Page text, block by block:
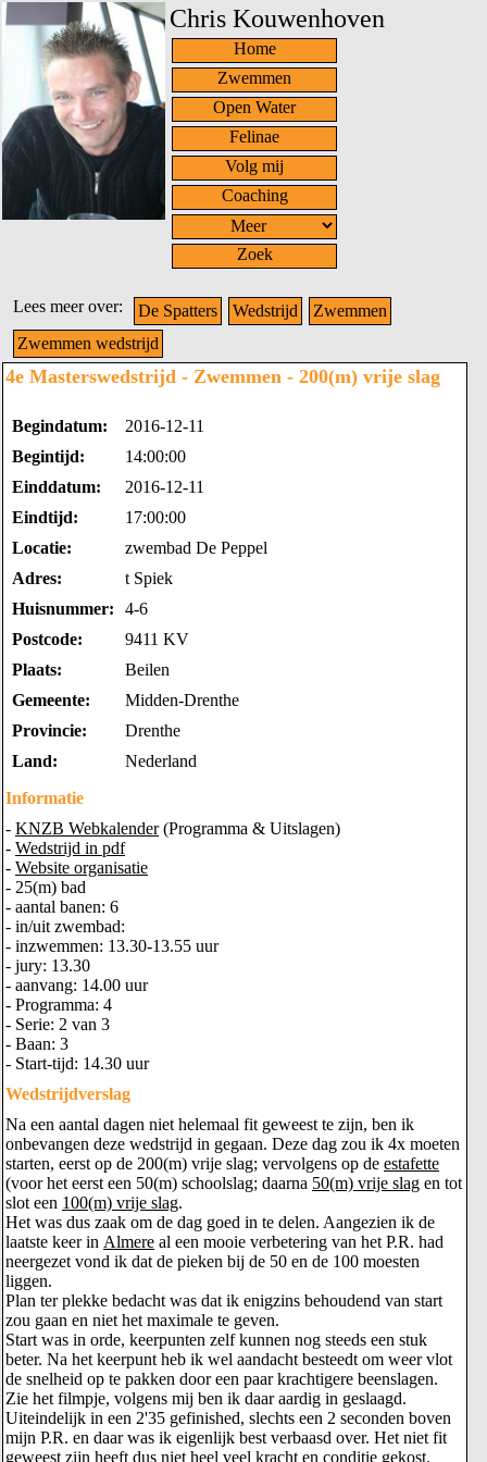
Chris Kouwenhoven
Home
Zwemmen
Open Water
Felinae
Volg mij
Coaching
Zoek
Lees meer over: De Spatters Wedstrijd
Zwemmen
Zwemmen wedstrijd
4e Masterswedstrijd - Zwemmen - 200(m) vrije slag
Begindatum:
2016-12-11
Begintijd:
14:00:00
Einddatum:
2016-12-11
Eindtijd:
17:00:00
Locatie:
zwembad De Peppel
Adres:
t Spiek
Huisnummer:
4-6
Postcode:
9411 KV
Plaats:
Beilen
Gemeente:
Midden-Drenthe
Provincie:
Drenthe
Land:
Nederland
Informatie
- KNZB Webkalender(Programma & Uitslagen)
- Wedstrijd in pdf
- Website organisatie
- 25(m) bad
- aantal banen: 6
- in/uit zwembad:
- inzwemmen: 13.30-13.55 uur
- jury: 13.30
- aanvang: 14.00 uur
- Programma: 4
- Serie: 2 van 3
- Baan: 3
- Start-tijd: 14.30 uur
Wedstrijdverslag
Na een aantal dagen niet helemaal fit geweest te zijn, ben ik
onbevangen deze wedstrijd in gegaan. Deze dag zou ik 4x moeten
starten, eerst op de 200(m) vrije slag; vervolgens op de estafette
(voor het eerst een 50(m) schoolslag; daarna 50(m) vrije slag en tot
slot een 100(m) vrije slag.
Het was dus zaak om de dag goed in te delen. Aangezien ik de
laatste keer in Almere al een mooie verbetering van het P.R. had
neergezet vond ik dat de pieken bij de 50 en de 100 moesten
liggen.
Plan ter plekke bedacht was dat ik enigzins behoudend van start
zou gaan en niet het maximale te geven.
Start was in orde, keerpunten zelf kunnen nog steeds een stuk
beter. Na het keerpunt heb ik wel aandacht besteedt om weer vlot
de snelheid op te pakken door een paar krachtigere beenslagen.
Zie het filmpje, volgens mij ben ik daar aardig in geslaagd.
Uiteindelijk in een 2'35 gefinished, slechts een 2 seconden boven
mijn P.R. en daar was ik eigenlijk best verbaasd over. Het niet fit
geweest zijn heeft dus niet heel veel kracht en conditie gekost.